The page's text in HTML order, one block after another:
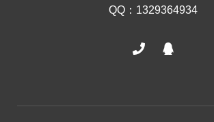
QQ：1329364934